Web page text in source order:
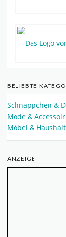
BELIEBTE
Schnäppchen &
Mode &
Möbel & Haushalt
ANZEIGE